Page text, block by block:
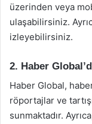
üzerinden veya
ulaşabilirsiniz.
izleyebilirsiniz.
2. Haber
Haber Global,
röportajlar ve
sunmaktadır.